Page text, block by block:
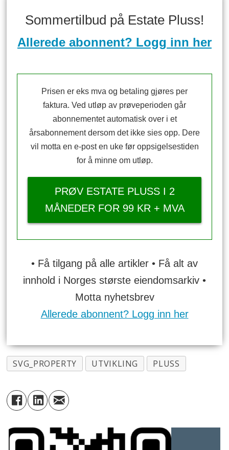
Sommertilbud på Estate Pluss!
Allerede abonnent? Logg inn her
Prisen er eks mva og betaling gjøres per
faktura. Ved utløp av prøveperioden går
abonnementet automatisk over i et
årsabonnement dersom det ikke sies opp. Dere
vil motta en e-post en uke før oppsigelsestiden
for å minne om utløp.
PRØV ESTATE PLUSS I 2
MÅNEDER FOR 99 KR + MVA
• Få tilgang på alle artikler • Få alt av
innhold i Norges største eiendomsarkiv •
Motta nyhetsbrev
Allerede abonnent? Logg inn her
SVG_PROPERTY UTVIKLING PLUSS